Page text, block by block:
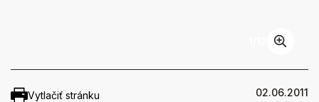
Vytlačiť stránku 02.06.2011